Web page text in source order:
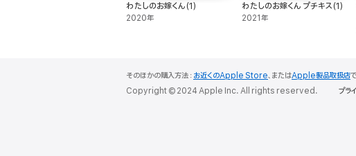
わたしのお嫁くん(1)
2020年
わたしのお嫁くん プチキス(1)
2021年
そのほかの購入方法： お近くのApple Store、またはApple製品取扱店
Copyright © 2024 Apple Inc. All rights reserved. プラ